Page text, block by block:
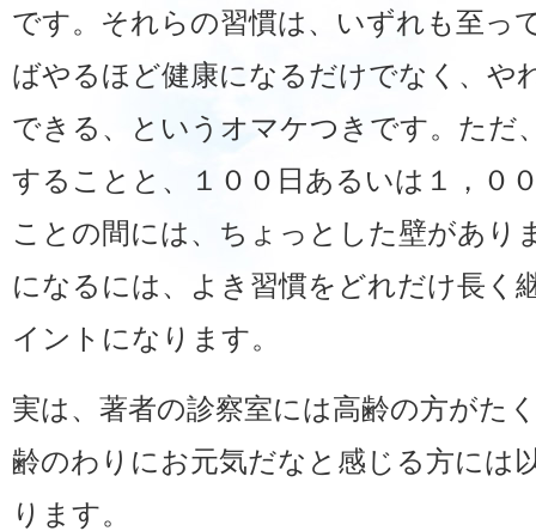
です。それらの習慣は、いずれも至っ
ばやるほど健康になるだけでなく、や
できる、というオマケつきです。ただ
することと、１００日あるいは１，０
ことの間には、ちょっとした壁があり
になるには、よき習慣をどれだけ長く
イントになります。
実は、著者の診察室には高齢の方がた
齢のわりにお元気だなと感じる方には
ります。